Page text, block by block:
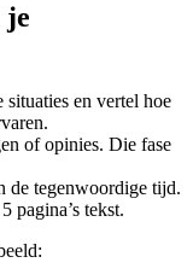
je
en vertel hoe
of opinies. Die fase
de tegenwoordige tijd.
pagina’s tekst.